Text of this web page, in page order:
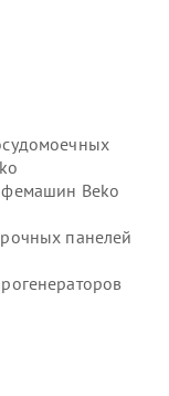
Beko
панелей
камер